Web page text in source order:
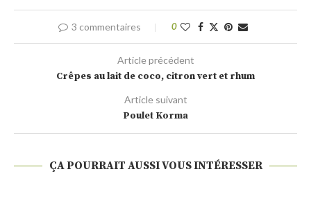
3 commentaires 0
Article précédent
Crêpes au lait de coco, citron vert et rhum
Article suivant
Poulet Korma
ÇA POURRAIT AUSSI VOUS INTÉRESSER